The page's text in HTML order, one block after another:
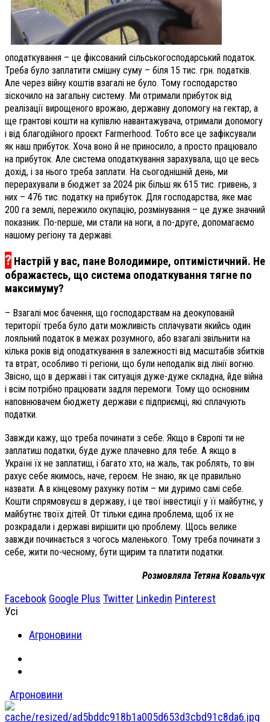
оподаткування – це фіксований сільськогосподарський податок.
Треба було заплатити смішну суму – біля 15 тис. грн. податків.
Але через війну коштів взагалі не було. Тому господарство
зіскочило на загальну систему. Ми отримали прибуток від
реалізації вирощеного врожаю, державну допомогу на гектар, а
ще грантові кошти на купівлю навантажувача, отримали допомогу
і від благодійного проєкт Farmerhood. Тобто все це зафіксували
як наш прибуток. Хоча воно й не приносило, а просто працювало
на прибуток. Але система оподаткування зарахувала, що це весь
дохід, і за нього треба заплати. На сьогоднішній день, ми
перерахували в бюджет за 2024 рік більш як 615 тис. гривень, з
них – 476 тис. податку на прибуток. Для господарства, яке має
200 га землі, пережило окупацію, розмінування – це дуже значний
показник. По-перше, ми стали на ноги, а по-друге, допомагаємо
нашому регіону та державі.
? Настрій у вас, пане Володимире, оптимістичний. Не
ображаєтесь, що система оподаткування тягне по
максимуму?
– Взагалі моє бачення, що господарствам на деокупованій
території треба було дати можливість сплачувати якийсь один
лояльний податок в межах розумного, або взагалі звільнити на
кілька років від оподаткування в залежності від масштабів збитків
та втрат, особливо ті регіони, що були неподалік від лінії вогню.
Звісно, що в державі і так ситуація дуже-дуже складна, йде війна
і всім потрібно працювати задля перемоги. Тому що основним
наповнювачем бюджету держави є підприємці, які сплачують
податки.
Завжди кажу, що треба починати з себе. Якщо в Європі ти не
заплатиш податки, буде дуже плачевно для тебе. А якщо в
Україні їх не заплатиш, і багато хто, на жаль, так роблять, то він
рахує себе якимось, наче, героєм. Не знаю, як це правильно
назвати. А в кінцевому рахунку потім – ми дуримо самі себе.
Кошти спрямовуєш в державу, і це твої інвестиції у її майбутнє, у
майбутнє твоїх дітей. От тільки єдина проблема, щоб їх не
розкрадали і державі вирішити цю проблему. Щось велике
завжди починається з чогось маленького. Тому треба починати з
себе, жити по-чесному, бути щирим та платити податки.
Розмовляла Тетяна Ковальчук
Facebook Google Plus Twitter Linkedin Pinterest
Усі
Агроновини
Агроновини